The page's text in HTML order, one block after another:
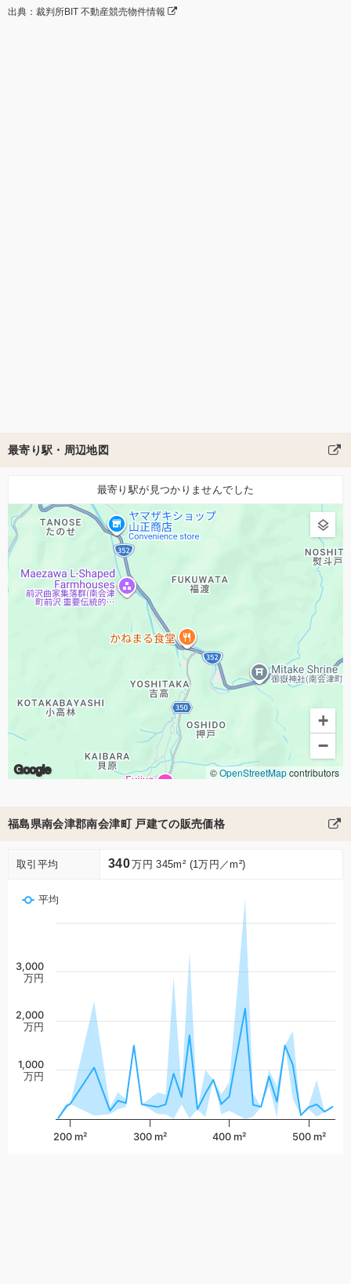
出典：裁判所BIT 不動産競売物件情報
最寄り駅・周辺地図
最寄り駅が見つかりませんでした
Google
+
−
©OpenStreetMapcontributors
福島県南会津郡南会津町 戸建ての販売価格
取引平均 340万円 345m² (1万円／m²)
平均
200 m² 300 m² 400 m² 500 m²
1,000
万円
2,000
万円
3,000
万円